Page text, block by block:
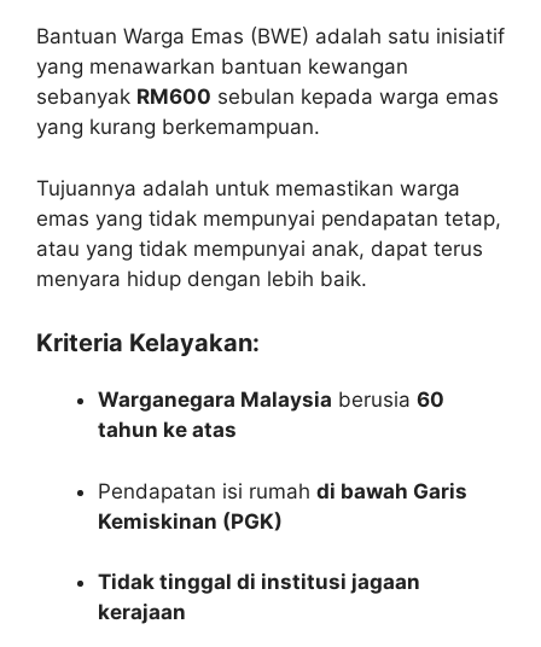
Bantuan Warga Emas (BWE) adalah satu inisiatif
yang menawarkan bantuan kewangan
sebanyak RM600 sebulan kepada warga emas
yang kurang berkemampuan.
Tujuannya adalah untuk memastikan warga
emas yang tidak mempunyai pendapatan tetap,
atau yang tidak mempunyai anak, dapat terus
menyara hidup dengan lebih baik.
Kriteria Kelayakan:
Warganegara Malaysia berusia 60
tahun ke atas
Pendapatan isi rumah di bawah Garis
Kemiskinan (PGK)
Tidak tinggal di institusi jagaan
kerajaan